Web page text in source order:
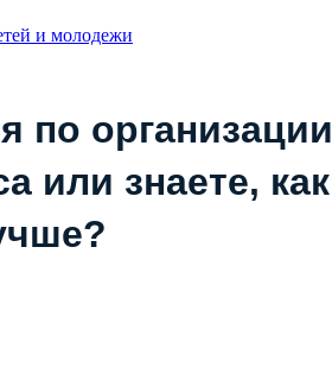
и молодежи
по организации
или знаете, как